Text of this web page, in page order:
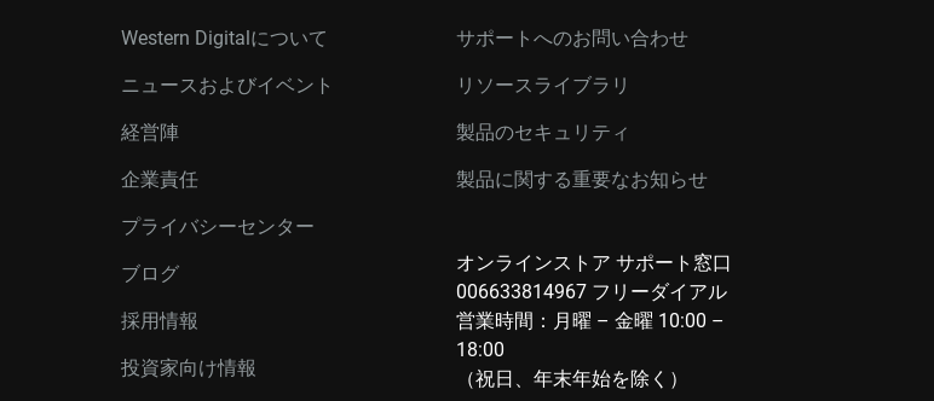
Western Digitalについて
ニュースおよびイベント
経営陣
企業責任
プライバシーセンター
ブログ
採用情報
投資家向け情報
サポートへのお問い合わせ
リソースライブラリ
製品のセキュリティ
製品に関する重要なお知らせ
オンラインストア サポート窓口
006633814967 フリーダイアル
営業時間：月曜 – 金曜 10:00 –
18:00
（祝日、年末年始を除く）